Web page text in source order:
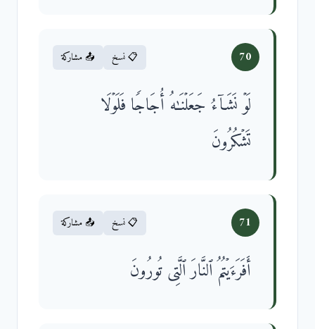
70 📋 نسخ 📤 مشاركة
لَوۡ نَشَاۤءُ جَعَلۡنَـٰهُ أُجَاجࣰا فَلَوۡلَا
تَشۡكُرُونَ
71 📋 نسخ 📤 مشاركة
أَفَرَءَیۡتُمُ ٱلنَّارَ ٱلَّتِی تُورُونَ